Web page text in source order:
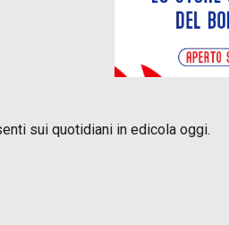
sui quotidiani in edicola oggi.